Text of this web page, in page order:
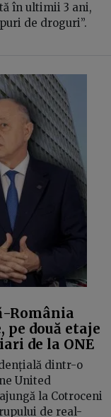
în ultimii 3 ani,
de droguri”.
România
pe două etaje
de la ONE
dintr-o
United
la Cotroceni
de real-